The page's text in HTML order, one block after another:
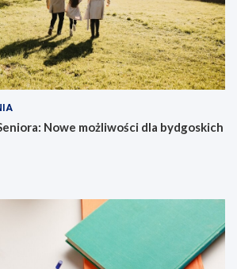
Nowe możliwości dla bydgoskich